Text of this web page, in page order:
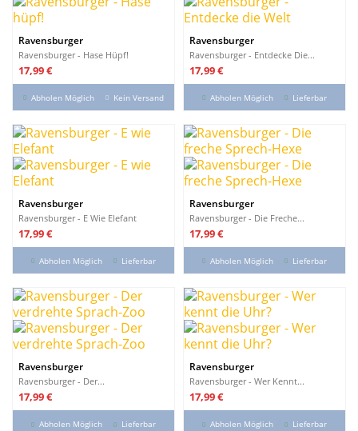
Ravensburger
Ravensburger - Hase Hüpf!
Preis
17,99 €
Abholen Möglich Kein Versand
Ravensburger
Ravensburger - Entdecke Die...
Preis
17,99 €
Abholen Möglich Lieferbar
Ravensburger
Ravensburger - E Wie Elefant
Preis
17,99 €
Abholen Möglich Lieferbar
Ravensburger
Ravensburger - Die Freche...
Preis
17,99 €
Abholen Möglich Lieferbar
Ravensburger
Ravensburger - Der...
Preis
17,99 €
Abholen Möglich Lieferbar
Ravensburger
Ravensburger - Wer Kennt...
Preis
17,99 €
Abholen Möglich Lieferbar